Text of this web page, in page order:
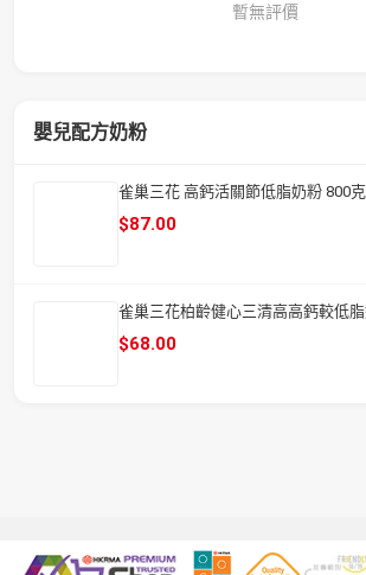
暫無評價
嬰兒配方奶粉
雀巢三花 高鈣活關節低脂奶粉 800克
$87.00
雀巢三花柏齡健心三清高高鈣較低
$68.00